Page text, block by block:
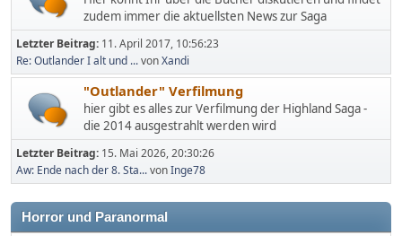
zudem immer die aktuellsten News zur Saga
Letzter Beitrag: 11. April 2017, 10:56:23
Re: Outlander I alt und ...vonXandi
"Outlander" Verfilmung
hier gibt es alles zur Verfilmung der Highland Saga -
die 2014 ausgestrahlt werden wird
Letzter Beitrag: 15. Mai 2026, 20:30:26
Aw: Ende nach der 8. Sta...vonInge78
Horror und Paranormal